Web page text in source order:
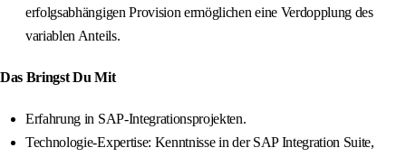
erfolgsabhängigen Provision ermöglichen eine Verdopplung des
variablen Anteils.
Das Bringst Du Mit
Erfahrung in SAP-Integrationsprojekten.
Technologie-Expertise: Kenntnisse in der SAP Integration Suite,